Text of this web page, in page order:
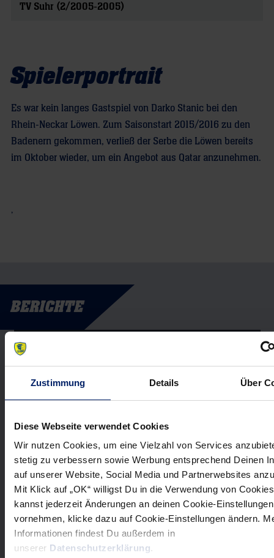
Zustimmung Details Über
Diese Webseite verwendet Cookies
Wir nutzen Cookies, um eine Vielzahl von Services
stetig zu verbessern sowie Werbung entsprechend Deinen
auf unserer Website, Social Media und Partnerwebsites
Mit Klick auf „OK“ willigst Du in die Verwendung von
kannst jederzeit Änderungen an deinen Cookie-Einstellungen
vornehmen, klicke dazu auf Cookie-Einstellungen ändern.
Informationen findest Du außerdem in
unserer Datenschutzerklärung.
TV Suhr (2/2005-2005)
Spielerportrait
Es war kein langes Gastspiel von Darko Stanic bei den
Rhein-Neckar Löwen. Zum Saisonstart 2015/2016 zu den
Badenern gekommen, verließ der Serbe die Löwen bereits
im Oktober wieder, um ein Angebot aus Qatar anzunehmen.
,
BERICHTE
7. Oktober 2015
Rhein-Neckar Löwen: Geht nach
Gensheimer auch
Sigurmannsson? (RNZ)